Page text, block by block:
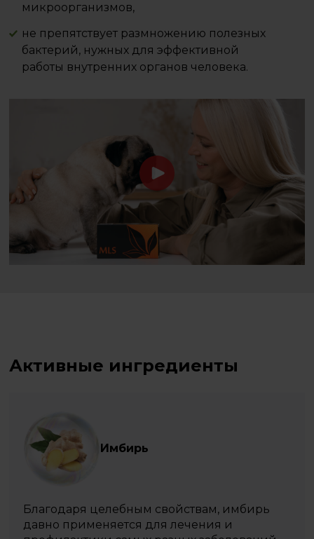
микроорганизмов,
не препятствует размножению полезных
бактерий, нужных для эффективной
работы внутренних органов человека.
Активные ингредиенты
Имбирь
Благодаря целебным свойствам, имбирь
давно применяется для лечения и